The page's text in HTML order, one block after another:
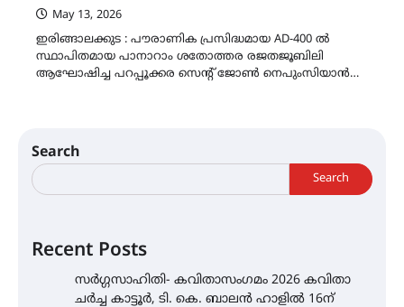
May 13, 2026
ഇരിങ്ങാലക്കുട : പൗരാണിക പ്രസിദ്ധമായ AD-400 ൽ
സ്ഥാപിതമായ പാനാറാം ശതോത്തര രജതജൂബിലി
ആഘോഷിച്ച പറപ്പൂക്കര സെൻ്റ് ജോൺ നെപുംസിയാൻ…
Search
Search
Recent Posts
സർഗ്ഗസാഹിതി- കവിതാസംഗമം 2026 കവിതാ
ചർച്ച കാട്ടൂർ, ടി. കെ. ബാലൻ ഹാളിൽ 16ന്